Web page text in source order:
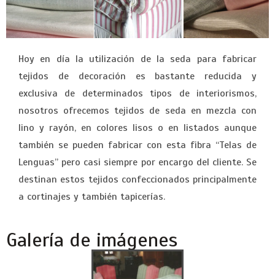
Hoy en día la utilización de la seda para fabricar
tejidos de decoración es bastante reducida y
exclusiva de determinados tipos de interiorismos,
nosotros ofrecemos tejidos de seda en mezcla con
lino y rayón, en colores lisos o en listados aunque
también se pueden fabricar con esta fibra “Telas de
Lenguas” pero casi siempre por encargo del cliente. Se
destinan estos tejidos confeccionados principalmente
a cortinajes y también tapicerías.
Galería de imágenes